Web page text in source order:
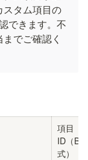
スタム項目の
できます。不
でご確認く
項目
ID（
式）